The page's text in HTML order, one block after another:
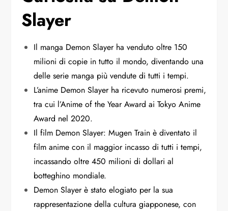
Slayer
Il manga Demon Slayer ha venduto oltre 150
milioni di copie in tutto il mondo, diventando una
delle serie manga più vendute di tutti i tempi.
L’anime Demon Slayer ha ricevuto numerosi premi,
tra cui l’Anime of the Year Award ai Tokyo Anime
Award nel 2020.
Il film Demon Slayer: Mugen Train è diventato il
film anime con il maggior incasso di tutti i tempi,
incassando oltre 450 milioni di dollari al
botteghino mondiale.
Demon Slayer è stato elogiato per la sua
rappresentazione della cultura giapponese, con